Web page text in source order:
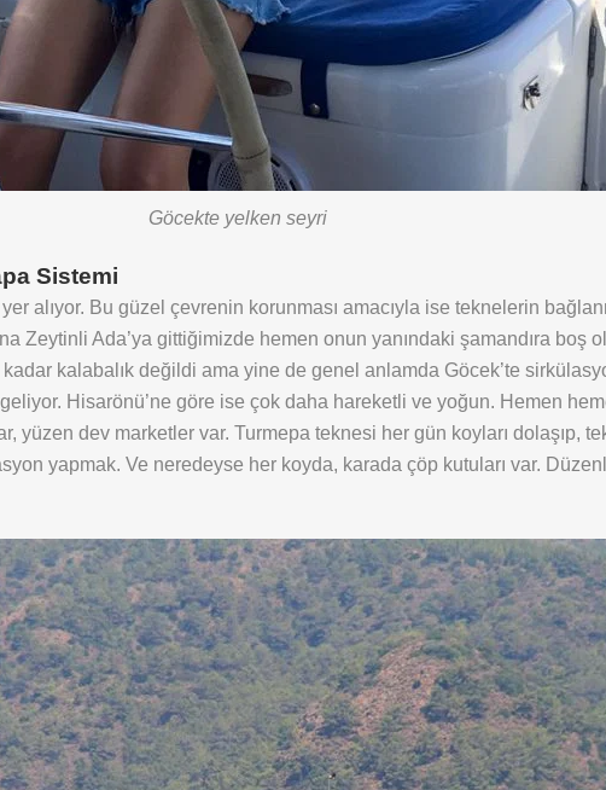
Göcekte yelken seyri
Sistemi
alıyor. Bu güzel çevrenin korunması amacıyla ise teknelerin
Zeytinli Ada’ya gittiğimizde hemen onun yanındaki şamandıra boş
kalabalık değildi ama yine de genel anlamda Göcek’te
Hisarönü’ne göre ise çok daha hareketli ve yoğun. Hemen
yüzen dev marketler var. Turmepa teknesi her gün koyları dolaşıp,
yapmak. Ve neredeyse her koyda, karada çöp kutuları var.